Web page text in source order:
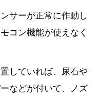
サーが正常に作動し
コン機能が使えなく
していれば、尿石や
などが付いて、ノズ